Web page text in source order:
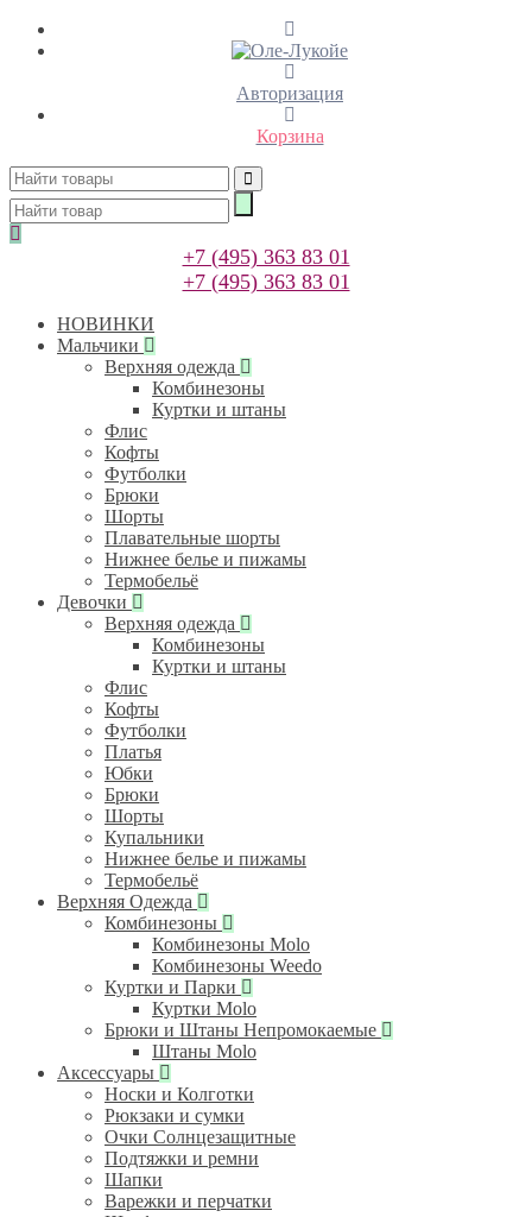
Авторизация
Корзина
+7 (495) 363 83 01
+7 (495) 363 83 01
НОВИНКИ
Мальчики
Верхняя одежда
Комбинезоны
Куртки и штаны
Флис
Кофты
Футболки
Брюки
Шорты
Плавательные шорты
Нижнее белье и пижамы
Термобельё
Девочки
Верхняя одежда
Комбинезоны
Куртки и штаны
Флис
Кофты
Футболки
Платья
Юбки
Брюки
Шорты
Купальники
Нижнее белье и пижамы
Термобельё
Верхняя Одежда
Комбинезоны
Комбинезоны Molo
Комбинезоны Weedo
Куртки и Парки
Куртки Molo
Брюки и Штаны Непромокаемые
Штаны Molo
Аксессуары
Носки и Колготки
Рюкзаки и сумки
Очки Солнцезащитные
Подтяжки и ремни
Шапки
Варежки и перчатки